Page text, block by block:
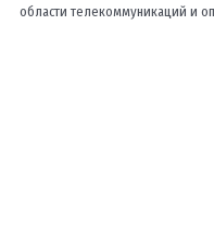
области телекоммуникаций и